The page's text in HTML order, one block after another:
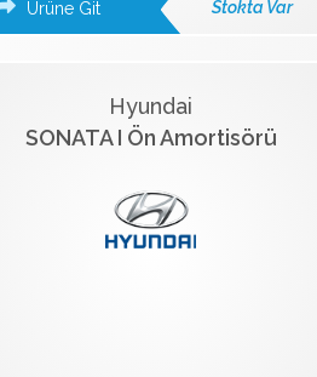
Ürüne Git Stokta Var
Hyundai
SONATA I Ön Amortisörü